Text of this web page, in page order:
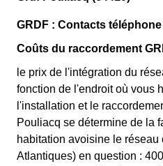
GRDF : Contacts
Coûts du raccordement
le prix de l'intégration du
fonction de l'endroit où vous
l'installation et le
Pouliacq se détermine de la
habitation avoisine le
Atlantiques) en question :